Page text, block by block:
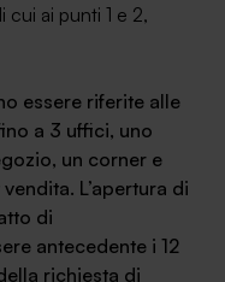
cui ai punti 1 e 2,
essere riferite alle
a 3 uffici, uno
un corner e
L’apertura di
di
antecedente i 12
richiesta di